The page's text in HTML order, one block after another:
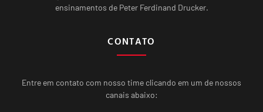
ensinamentos de Peter Ferdinand Drucker.
CONTATO
Entre em contato com nosso time clicando em um de nossos
canais abaixo: